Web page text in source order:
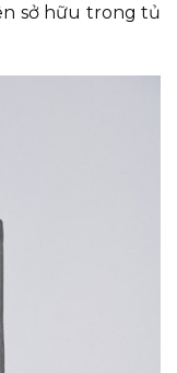
sở hữu trong tủ